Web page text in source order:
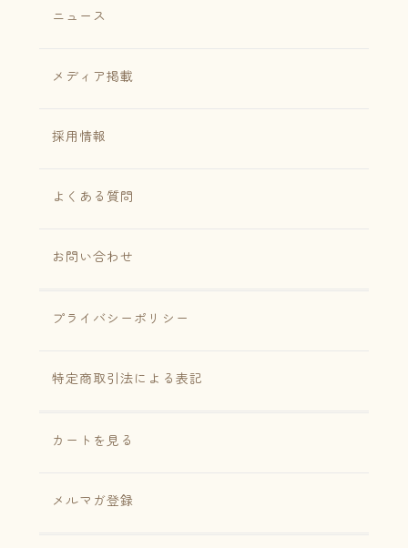
ニュース
メディア掲載
採用情報
よくある質問
お問い合わせ
プライバシーポリシー
特定商取引法による表記
カートを見る
メルマガ登録